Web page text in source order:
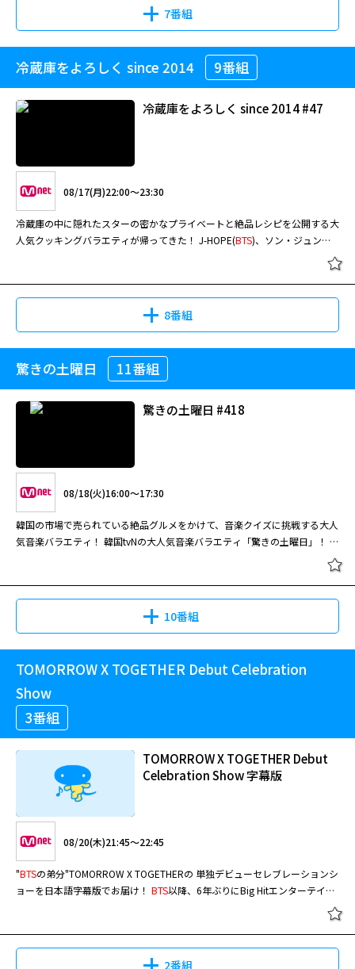
7番組
冷蔵庫をよろしく since 2014 9番組
冷蔵庫をよろしく since 2014 #47
08/17(月)22:00～23:30
冷蔵庫の中に隠れたスターの密かなプライベートと絶品レシピを公開する大
人気クッキングバラエティが帰ってきた！ J-HOPE(BTS)、ソン・ジュン
グローバル大ヒットしたNETFLIX Original「白と黒のスプーン ～料理階級戦
はじめとした韓国最高峰のシェフ軍団が、 トップスターたちの自宅冷蔵庫
にある食材を使い、制限時間15分で料理対決を繰り広げる！ 冷蔵庫を通し
仕上げる個性あふれるシェフ軍団のレシピなど、見どころ満載！ 果たし
て、スターの舌を唸らせるのはどんなレシピなのか？ さらに、人気俳優や
最旬K-POPアーティストなど、豪華ゲストも多数出演！ スターのプライベ
ートと絶品レシピをお届けするクッキングバラエティをお楽しみに！ 【8月
8番組
驚きの土曜日 11番組
驚きの土曜日 #418
08/18(火)16:00～17:30
韓国の市場で売られている絶品グルメをかけて、音楽クイズに挑戦する大人
気音楽バラエティ！ 韓国tvNの大人気音楽バラエティ「驚きの土曜日」！ テ
ヨン(少女時代)をはじめ、歌手、タレント、コメディアンなど、各方面で活
ズに挑戦する！ また、毎回異なる形式でクイズが出題される“おやつラウン
＆ソヘ(I.O.I）
10番組
TOMORROW X TOGETHER Debut Celebration
Show
3番組
TOMORROW X TOGETHER Debut
Celebration Show 字幕版
08/20(木)21:45～22:45
"BTSの弟分"TOMORROW X TOGETHERの 単独デビューセレブレーションシ
ョーを日本語字幕版でお届け！ BTS以降、6年ぶりにBig Hitエンターテイン
TOGETHER。 「異なる君と僕が1つの夢で集まって、一緒に明日を作ってい
乗効果を発揮する明るく元気なアイドルグループ。 話題沸騰中の彼らの記
2番組